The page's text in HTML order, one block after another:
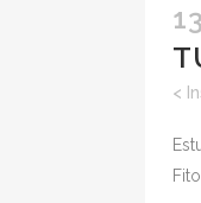
<